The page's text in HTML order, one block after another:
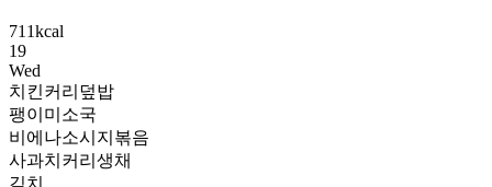
711kcal
19
Wed
치킨커리덮밥
팽이미소국
비에나소시지볶음
사과치커리생채
김치